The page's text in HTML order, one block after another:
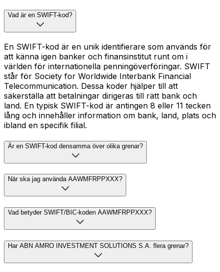
Vad är en SWIFT-kod?
En SWIFT-kod är en unik identifierare som används för
att känna igen banker och finansinstitut runt om i
världen för internationella penningöverföringar. SWIFT
står för Society for Worldwide Interbank Financial
Telecommunication. Dessa koder hjälper till att
säkerställa att betalningar dirigeras till rätt bank och
land. En typisk SWIFT-kod är antingen 8 eller 11 tecken
lång och innehåller information om bank, land, plats och
ibland en specifik filial.
Är en SWIFT-kod densamma över olika grenar?
När ska jag använda AAWMFRPPXXX?
Vad betyder SWIFT/BIC-koden AAWMFRPPXXX?
Har ABN AMRO INVESTMENT SOLUTIONS S.A. flera grenar?